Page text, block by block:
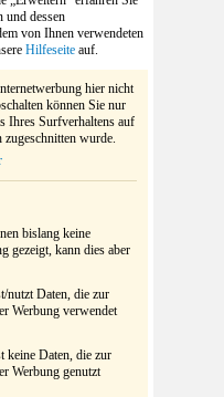
und dessen
von Ihnen verwendeten
Hilfeseite auf.
hier nicht
können Sie nur
Ihres Surfverhaltens auf
zugeschnitten wurde.
bislang keine
gezeigt, kann dies aber
nutzt Daten, die zur
Werbung verwendet
keine Daten, die zur
Werbung genutzt